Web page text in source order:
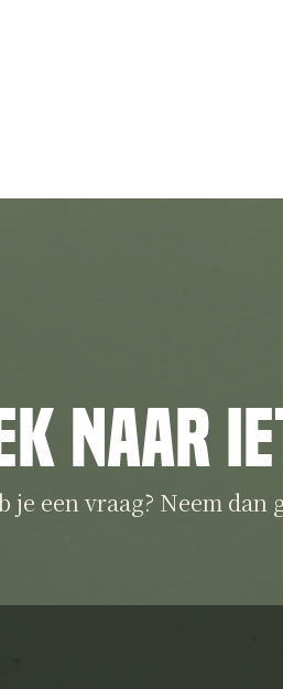
naar
je een vraag? Neem